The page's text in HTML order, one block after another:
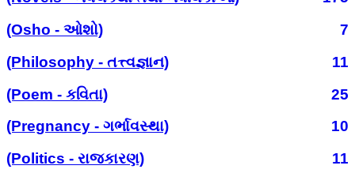
(Osho - ઓશો)
7
(Philosophy - તત્ત્વજ્ઞાન)
11
(Poem - કવિતા)
25
(Pregnancy - ગર્ભાવસ્થા)
10
(Politics - રાજકારણ)
11